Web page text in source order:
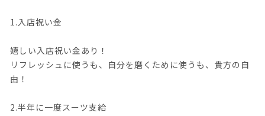
1.入店祝い金
嬉しい入店祝い金あり！
リフレッシュに使うも、自分を磨くために使うも、貴方の自
由！
2.半年に一度スーツ支給